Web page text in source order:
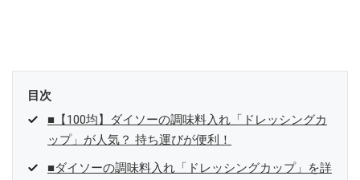
目次
■【100均】ダイソーの調味料入れ「ドレッシングカ
ップ」が人気？ 持ち運びが便利！
■ダイソーの調味料入れ「ドレッシングカップ」を詳